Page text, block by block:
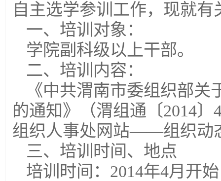
自主选学参训工作，现就
一、培训对象：
学院副科级以上干部。
二、培训内容：
《中共渭南市委组织部
的通知》（渭组通〔2014
组织人事处网站——组织动
三、培训时间、地点
培训时间：2014年4月开